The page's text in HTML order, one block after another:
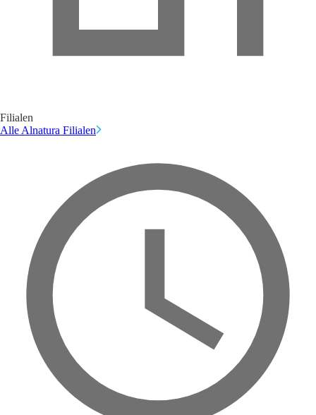
Filialen
Alle Alnatura Filialen